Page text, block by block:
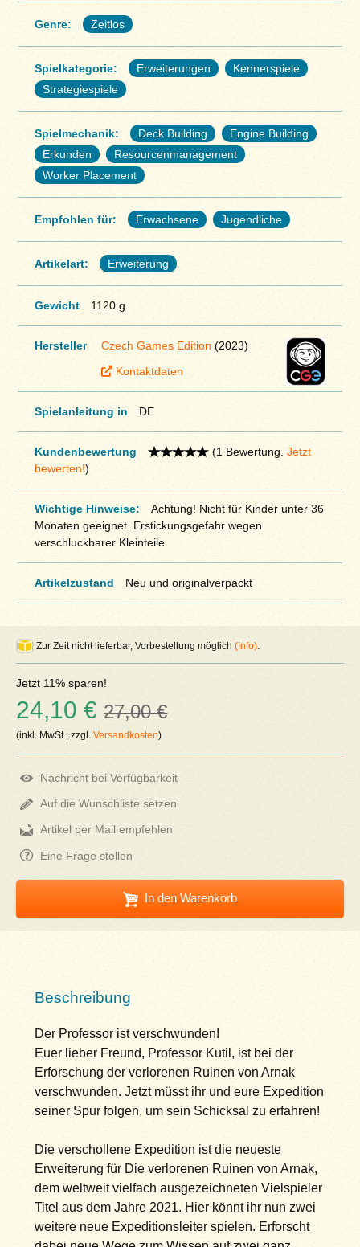
Genre: Zeitlos
Spielkategorie: Erweiterungen
Kennerspiele
Strategiespiele
Spielmechanik: Deck Building
Engine Building
Erkunden
Resourcenmanagement
Worker Placement
Empfohlen für: Erwachsene Jugendliche
Artikelart: Erweiterung
Gewicht 1120 g
Hersteller Czech Games Edition (2023)
Kontaktdaten
Spielanleitung in DE
Kundenbewertung (1 Bewertung. Jetzt
bewerten!)
Wichtige Hinweise:
Achtung! Nicht für Kinder unter 36
Monaten geeignet. Erstickungsgefahr wegen
verschluckbarer Kleinteile.
Artikelzustand Neu und originalverpackt
Zur Zeit nicht lieferbar, Vorbestellung möglich(Info)
Jetzt 11% sparen!
24,10 €27,00 €
(inkl. MwSt., zzgl.Versandkosten)
Nachricht bei Verfügbarkeit
Auf die Wunschliste setzen
Artikel per Mail empfehlen
Eine Frage stellen
In den Warenkorb
Beschreibung
Der Professor ist verschwunden!
Euer lieber Freund, Professor Kutil, ist bei der
Erforschung der verlorenen Ruinen von Arnak
verschwunden. Jetzt müsst ihr und eure Expedition
seiner Spur folgen, um sein Schicksal zu erfahren!
Die verschollene Expedition ist die neueste
Erweiterung für Die verlorenen Ruinen von Arnak,
dem weltweit vielfach ausgezeichneten Vielspieler
Titel aus dem Jahre 2021. Hier könnt ihr nun zwei
weitere neue Expeditionsleiter spielen. Erforscht